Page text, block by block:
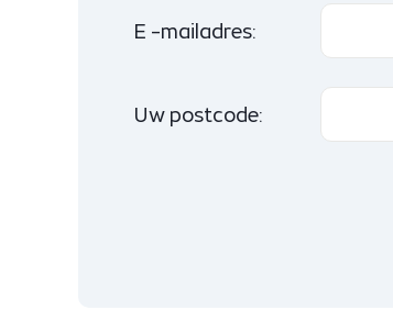
E -mailadres:
Uw postcode: